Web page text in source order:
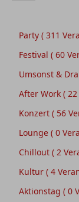
Party ( 311
Festival ( 60
Umsonst &
After Work (
Konzert ( 56
Lounge ( 0
Chillout ( 2
Kultur ( 4
Aktionstag ( 0